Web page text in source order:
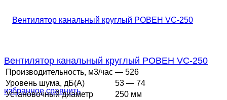
избранное сравнить
Вентилятор канальный круглый РОВЕН VC-250
Производительность, м3/час — 526
Уровень шума, дБ(А)
53 — 74
Установочный диаметр
250 мм